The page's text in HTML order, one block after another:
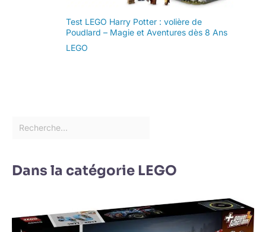
Test LEGO Harry Potter : volière de
Poudlard – Magie et Aventures dès 8 Ans
LEGO
Dans la catégorie LEGO